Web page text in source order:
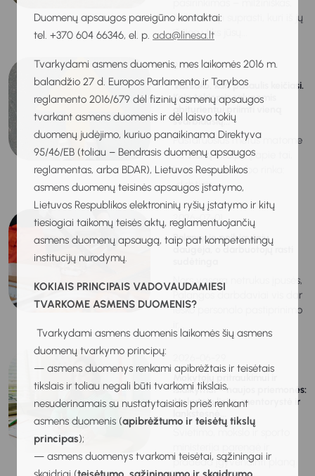
Duomenų apsaugos pareigūno kontaktai:
tel. +370 604 66346, el. p. ada@linesa.lt
Tvarkydami asmens duomenis, mes laikomės 2016 m.
balandžio 27 d. Europos Parlamento ir Tarybos
reglamento 2016/679 dėl fizinių asmenų apsaugos
tvarkant asmens duomenis ir dėl laisvo tokių
duomenų judėjimo, kuriuo panaikinama Direktyva
95/46/EB (toliau – Bendrasis duomenų apsaugos
reglamentas, arba BDAR), Lietuvos Respublikos
asmens duomenų teisinės apsaugos įstatymo,
Lietuvos Respublikos elektroninių ryšių įstatymo ir kitų
tiesiogiai taikomų teisės aktų, reglamentuojančių
asmens duomenų apsaugą, taip pat kompetentingų
institucijų nurodymų.
KOKIAIS PRINCIPAIS VADOVAUDAMIESI
TVARKOME ASMENS DUOMENIS?
Tvarkydami asmens duomenis laikomės šių asmens
duomenų tvarkymo principų:
— asmens duomenys renkami apibrėžtais ir teisėtais
tikslais ir toliau negali būti tvarkomi tikslais,
nesuderinamais su nustatytaisiais prieš renkant
asmens duomenis (apibrėžtumo ir teisėtų tikslų
principas);
— asmens duomenys tvarkomi teisėtai, sąžiningai ir
tačiau kaip suprasti, kuri iš jų
iš tiesų tiks jūsų...
2026-07-02
Visi sako, kad pasaulis keičiasi.
Kaip tokiomis sąlygomis
abiturientui priimti vieną
svarbiausių...
Pastaruosius metus matome
ne vieną straipsnį apie tai,
kaip keičiasi darbo rinka:
„dirbtinis...
2026-07-01
Palangoje poilsiautojų
daugėja, o darbuotojų rasti
Nors vasara netrukus įpusės,
Palangos darbdaviai vis dar
ieško personalo pastiprinimo
Mokytojų pritraukimui ir
išlaikymui – naujos priemonės:
Mokytojų linija, mentorystė ir
lankstesnė...
pradeda įgyvendinti planą